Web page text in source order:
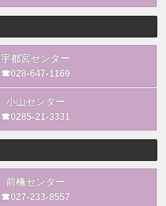
宇都宮センター
☎028-647-1169
小山センター
☎0285-21-3331
前橋センター
☎027-233-8557